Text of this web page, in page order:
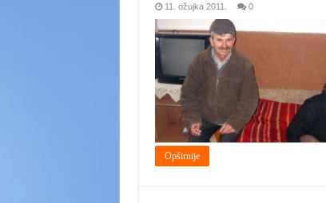
11. ožujka 2011. 0
Opširnije